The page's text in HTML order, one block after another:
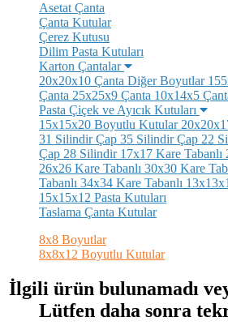
Asetat Çanta
Çanta Kutular
Çerez Kutusu
Dilim Pasta Kutuları
Karton Çantalar
20x20x10 Çanta Diğer Boyutlar
Çanta 25x25x9 Çanta 10x14x5
Pasta Çiçek ve Ayıcık Kutuları
15x15x20 Boyutlu Kutular
31 SilindirÇap 35 SilindirÇap 22
Çap 28 Silindir17x17 Kare Tabanlı
26x26 Kare Tabanlı 30x30 Kare
Tabanlı 34x34 Kare Tabanlı
15x15x12 Pasta Kutuları
Taslama Çanta Kutular
8x8 Boyutlar
8x8x12 Boyutlu Kutular
İlgili ürün bulunamadı
Lütfen daha sonra